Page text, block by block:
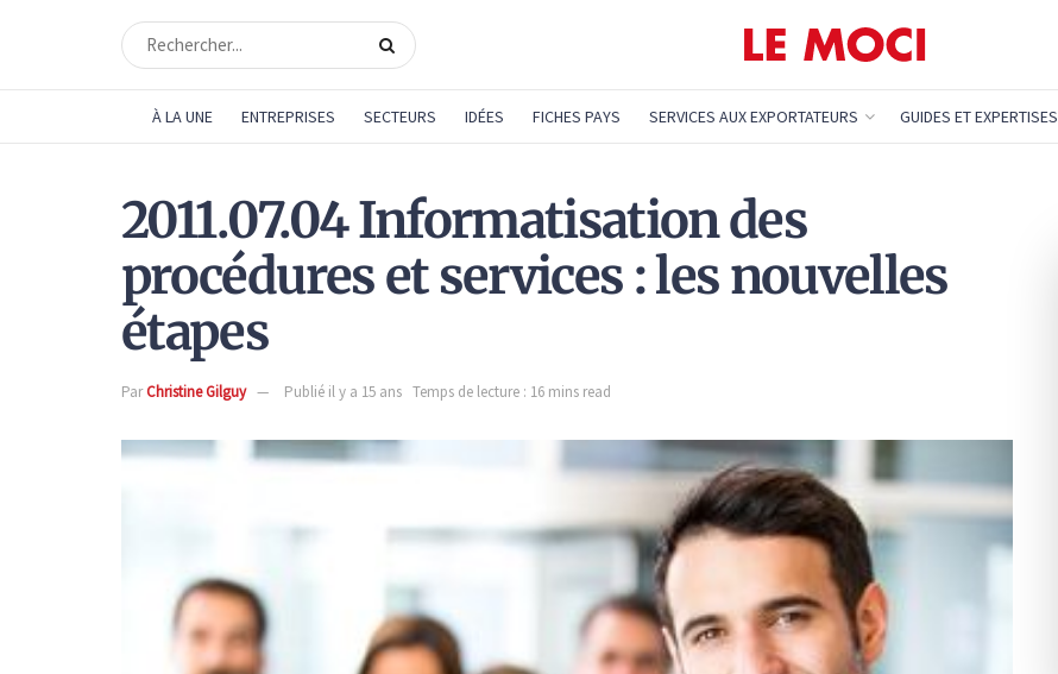
À LA UNE ENTREPRISES SECTEURS IDÉES FICHES PAYS SERVICES AUX EXPORTATEURS GUIDES ET EXPERTISES
2011.07.04 Informatisation des
procédures et services : les nouvelles
étapes
ParChristine Gilguy Publié il y a 15 ans Temps de lecture : 16 mins read